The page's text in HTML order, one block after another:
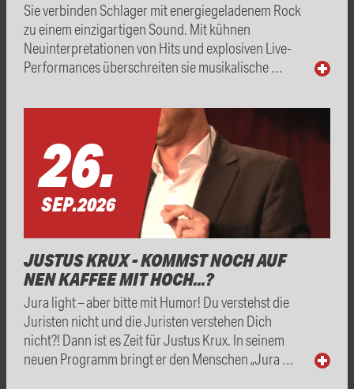
Sie verbinden Schlager mit energiegeladenem Rock
zu einem einzigartigen Sound. Mit kühnen
Neuinterpretationen von Hits und explosiven Live-
Performances überschreiten sie musikalische …
26.
SEP.2026
JUSTUS KRUX - KOMMST NOCH AUF
NEN KAFFEE MIT HOCH...?
Jura light – aber bitte mit Humor! Du verstehst die
Juristen nicht und die Juristen verstehen Dich
nicht?! Dann ist es Zeit für Justus Krux. In seinem
neuen Programm bringt er den Menschen „Jura …